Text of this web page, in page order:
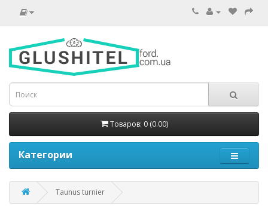
Товаров: 0 (0.00)
Категории
Taunus turnier